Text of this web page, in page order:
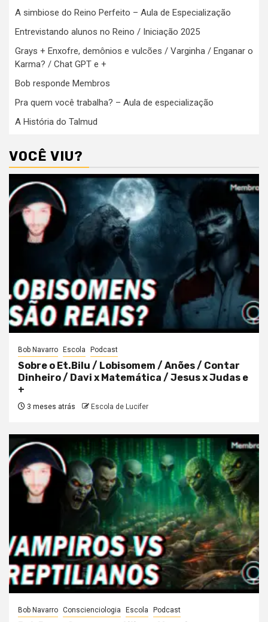
A simbiose do Reino Perfeito – Aula de Especialização
Entrevistando alunos no Reino / Iniciação 2025
Grays + Enxofre, demônios e vulcões / Varginha / Enganar o
Karma? / Chat GPT e +
Bob responde Membros
Pra quem você trabalha? – Aula de especialização
A História do Talmud
VOCÊ VIU?
Bob Navarro Escola Podcast
Sobre o Et.Bilu / Lobisomem / Anões / Contar
Dinheiro / Davi x Matemática / Jesus x Judas e
+
3 meses atrás Escola de Lucifer
Bob Navarro Conscienciologia Escola Podcast